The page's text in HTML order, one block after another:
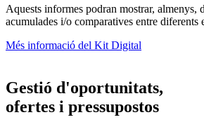
Aquests informes podran mostrar, almenys,
acumulades i/o comparatives entre diferents
Més informació del Kit Digital
Gestió d'oportunitats,
ofertes i pressupostos